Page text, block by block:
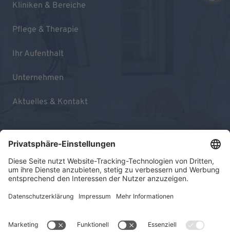
Kliniken & Bereiche
Pflege & Therapie
Ihr Aufenthalt
Unternehmen
Aktuelles & Kontakt
Impressum
Datenschutz